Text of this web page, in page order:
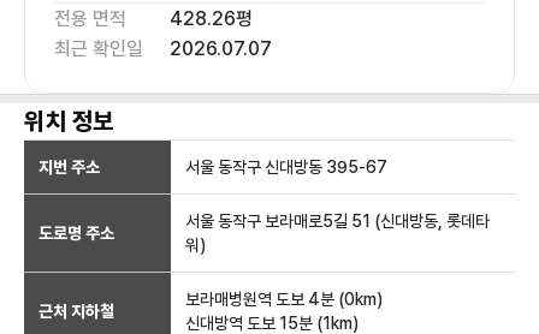
전용 면적
428.26평
최근 확인일
2026.07.07
위치 정보
지번 주소 서울 동작구 신대방동 395-67
도로명 주소
서울 동작구 보라매로5길 51 (신대방동, 롯데타
워)
근처 지하철
보라매병원역 도보 4분 (0km)
신대방역 도보 15분 (1 km)